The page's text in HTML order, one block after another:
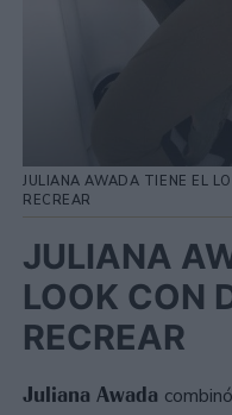
JULIANA AWADA TIENE EL
RECREAR
JULIANA
LOOK CON
RECREAR
Juliana Awada